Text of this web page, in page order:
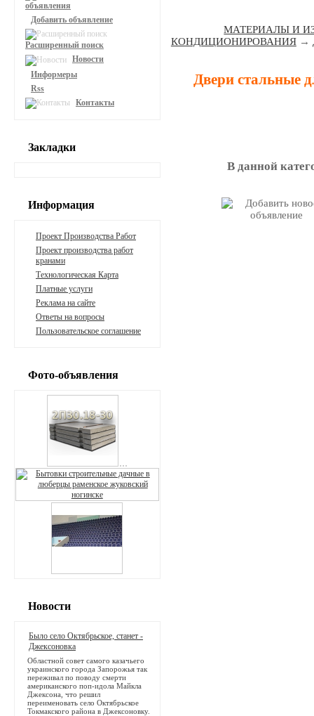
МАТЕРИАЛЫ И
КОНДИЦИОНИРОВАНИЯ→
Двери стальные
В данной
объявления
Добавить объявление
Расширенный поиск
Новости
Информеры
Rss
Контакты
Закладки
Информация
Проект Производства Работ
Проект производства работ
кранами
Технологическая Карта
Платные услуги
Реклама на сайте
Ответы на вопросы
Пользовательское соглашение
Фото-объявления
Новости
Было село Октябрьское, станет -
Джексоновка
Областной совет самого казачьего
украинского города Запорожья так
переживал по поводу смерти
американского поп-идола Майкла
Джексона, что решил
переименовать село Октябрьское
Токмакского района в Джексоновку.